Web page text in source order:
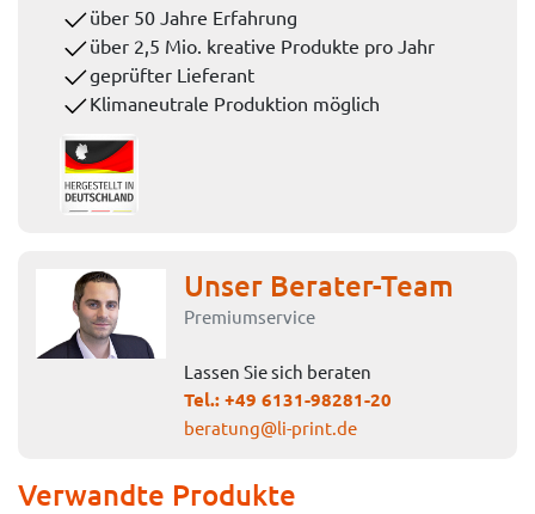
über 50 Jahre Erfahrung
über 2,5 Mio. kreative Produkte pro Jahr
geprüfter Lieferant
Klimaneutrale Produktion möglich
Unser Berater-Team
Premiumservice
Lassen Sie sich beraten
Tel.:+49 6131-98281-20
beratung@li-print.de
Verwandte Produkte